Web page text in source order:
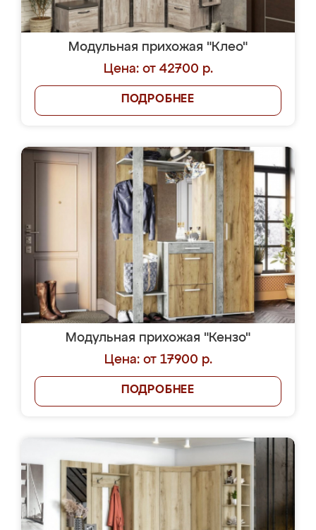
Модульная прихожая "Клео"
Цена: от 42700 р.
ПОДРОБНЕЕ
Модульная прихожая "Кензо"
Цена: от 17900 р.
ПОДРОБНЕЕ